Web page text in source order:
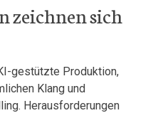
zeichnen sich‌
gestützte ⁢Produktion,
Klang und
Herausforderungen